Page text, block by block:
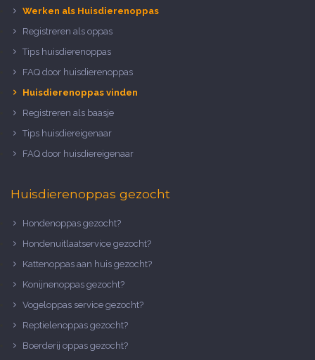
Werken als Huisdierenoppas
Registreren als oppas
Tips huisdierenoppas
FAQ door huisdierenoppas
Huisdierenoppas vinden
Registreren als baasje
Tips huisdiereigenaar
FAQ door huisdiereigenaar
Huisdierenoppas gezocht
Hondenoppas gezocht?
Hondenuitlaatservice gezocht?
Kattenoppas aan huis gezocht?
Konijnenoppas gezocht?
Vogeloppas service gezocht?
Reptielenoppas gezocht?
Boerderij oppas gezocht?